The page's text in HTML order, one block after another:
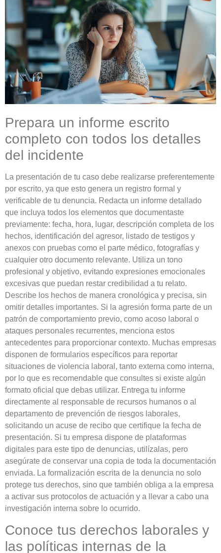
Prepara un informe escrito
completo con todos los detalles
del incidente
La presentación de tu caso debe realizarse preferentemente
por escrito, ya que esto genera un registro formal y
verificable de tu denuncia. Redacta un informe detallado
que incluya todos los elementos que documentaste
previamente: fecha, hora, lugar, descripción completa de los
hechos, identificación del agresor, listado de testigos y
anexos con pruebas como el parte médico, fotografías y
cualquier otro documento relevante. Utiliza un tono
profesional y objetivo, evitando expresiones emocionales
excesivas que puedan restar credibilidad a tu relato.
Describe los hechos de manera cronológica y precisa, sin
omitir detalles importantes. Si la agresión forma parte de un
patrón de comportamiento previo, como acoso laboral o
ataques personales recurrentes, menciona estos
antecedentes para proporcionar contexto. Muchas empresas
disponen de formularios específicos para reportar
situaciones de violencia laboral, tanto externa como interna,
por lo que es recomendable que consultes si existe algún
formato oficial que debas utilizar. Entrega tu informe
directamente al responsable de recursos humanos o al
departamento de prevención de riesgos laborales,
solicitando un acuse de recibo que certifique la fecha de
presentación. Si tu empresa dispone de plataformas
digitales para este tipo de denuncias, utilízalas, pero
asegúrate de conservar una copia de toda la documentación
enviada. La formalización escrita de la denuncia no solo
protege tus derechos, sino que también obliga a la empresa
a activar sus protocolos de actuación y a llevar a cabo una
investigación interna sobre lo ocurrido.
Conoce tus derechos laborales y
las políticas internas de la